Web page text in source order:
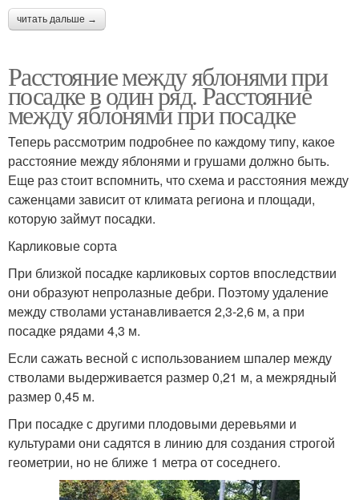
читать дальше →
Расстояние между яблонями при
посадке в один ряд. Расстояние
между яблонями при посадке
Теперь рассмотрим подробнее по каждому типу, какое
расстояние между яблонями и грушами должно быть.
Еще раз стоит вспомнить, что схема и расстояния между
саженцами зависит от климата региона и площади,
которую займут посадки.
Карликовые сорта
При близкой посадке карликовых сортов впоследствии
они образуют непролазные дебри. Поэтому удаление
между стволами устанавливается 2,3-2,6 м, а при
посадке рядами 4,3 м.
Если сажать весной с использованием шпалер между
стволами выдерживается размер 0,21 м, а межрядный
размер 0,45 м.
При посадке с другими плодовыми деревьями и
культурами они садятся в линию для создания строгой
геометрии, но не ближе 1 метра от соседнего.